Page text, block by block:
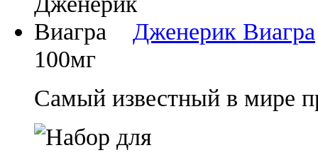
Дженерик Виагра
100мг
Самый известный в мире